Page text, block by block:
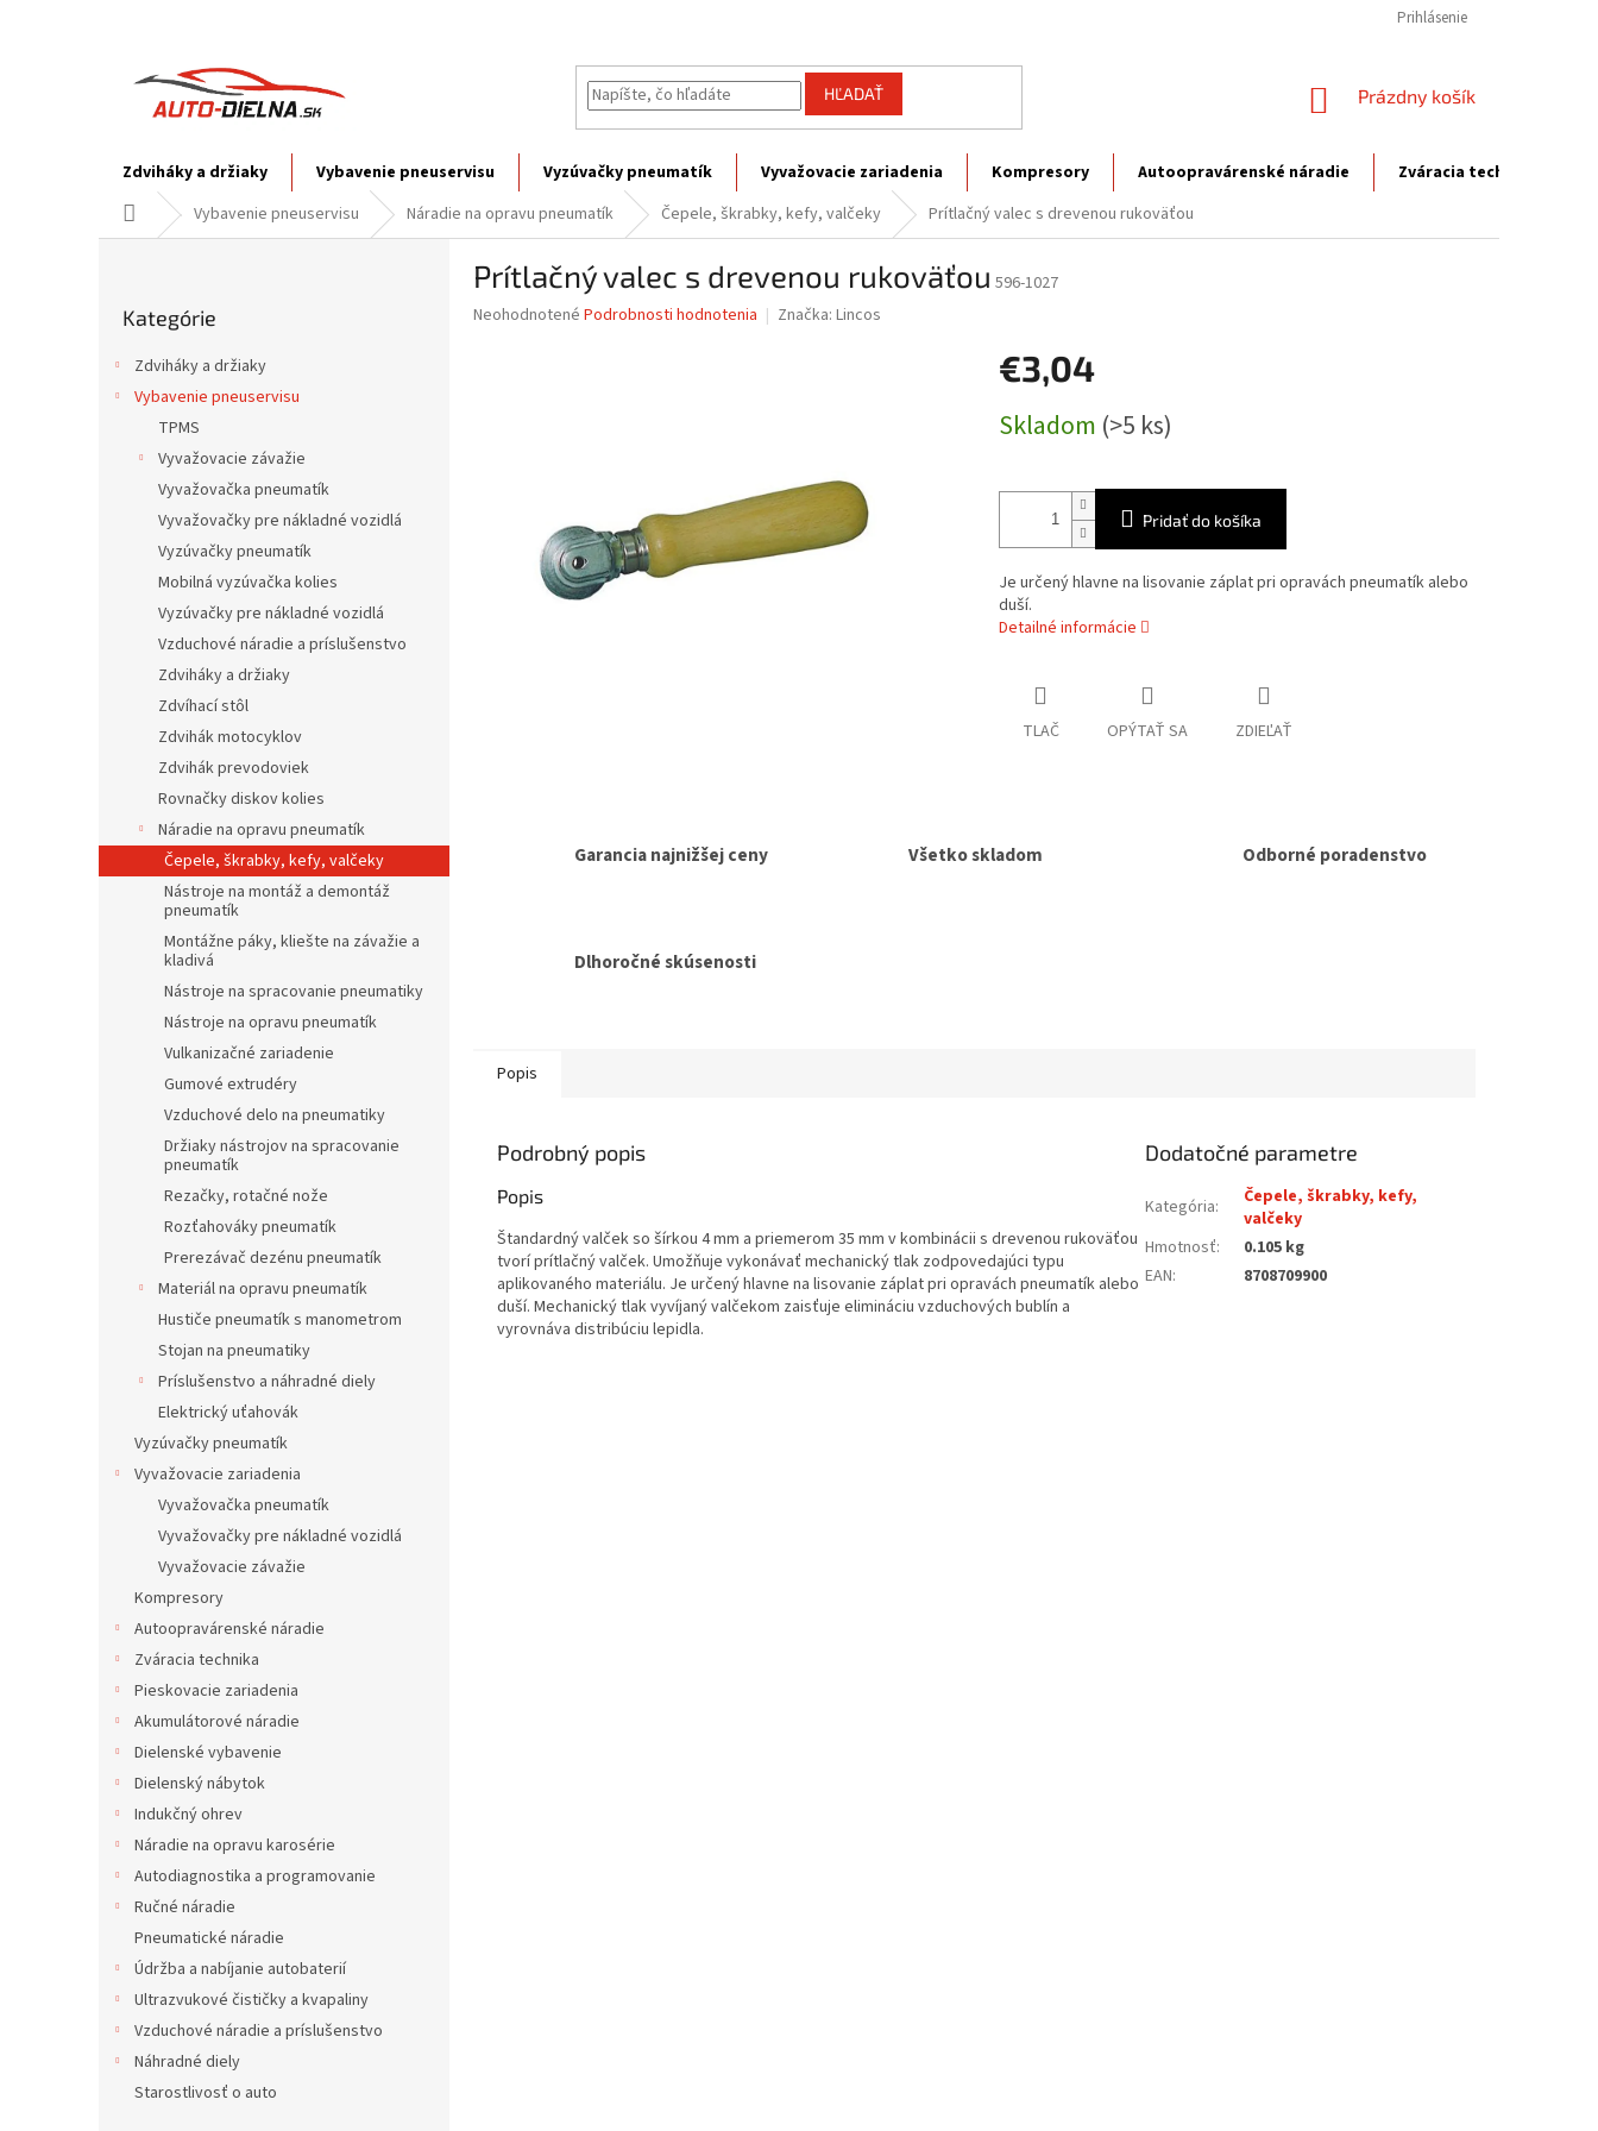
Prihlásenie
HĽADAŤ
NÁKUPNÝ
Prázdny košík
Zdviháky a držiaky Vybavenie pneuservisu Vyzúvačky pneumatík Vyvažovacie zariadenia Kompresory Autoopravárenské náradie Zváracia technika
DomovVybavenie pneuservisu Náradie na opravu pneumatík Čepele, škrabky, kefy, valčeky Prítlačný valec s drevenou rukoväťou
kategórie
Kategórie
Zdviháky a držiaky
Vybavenie pneuservisu
TPMS
Vyvažovacie závažie
Vyvažovačka pneumatík
Vyvažovačky pre nákladné vozidlá
Vyzúvačky pneumatík
Mobilná vyzúvačka kolies
Vyzúvačky pre nákladné vozidlá
Vzduchové náradie a príslušenstvo
Zdviháky a držiaky
Zdvíhací stôl
Zdvihák motocyklov
Zdvihák prevodoviek
Rovnačky diskov kolies
Náradie na opravu pneumatík
Čepele, škrabky, kefy, valčeky
Nástroje na montáž a demontáž
pneumatík
Montážne páky, kliešte na závažie a
kladivá
Nástroje na spracovanie pneumatiky
Nástroje na opravu pneumatík
Vulkanizačné zariadenie
Gumové extrudéry
Vzduchové delo na pneumatiky
Držiaky nástrojov na spracovanie
pneumatík
Rezačky, rotačné nože
Rozťahováky pneumatík
Prerezávač dezénu pneumatík
Materiál na opravu pneumatík
Hustiče pneumatík s manometrom
Stojan na pneumatiky
Príslušenstvo a náhradné diely
Elektrický uťahovák
Vyzúvačky pneumatík
Vyvažovacie zariadenia
Vyvažovačka pneumatík
Vyvažovačky pre nákladné vozidlá
Vyvažovacie závažie
Kompresory
Autoopravárenské náradie
Zváracia technika
Pieskovacie zariadenia
Akumulátorové náradie
Dielenské vybavenie
Dielenský nábytok
Indukčný ohrev
Náradie na opravu karosérie
Autodiagnostika a programovanie
Ručné náradie
Pneumatické náradie
Údržba a nabíjanie autobaterií
Ultrazvukové čističky a kvapaliny
Vzduchové náradie a príslušenstvo
Náhradné diely
Starostlivosť o auto
Prítlačný valec s drevenou rukoväťou 596-1027
Priemerné
Neohodnotené Podrobnosti hodnotenia Značka: Lincos
€3,04
cena:
Skladom (>5 ks)
Pridať do košíka
Je určený hlavne na lisovanie záplat pri opravách pneumatík alebo
duší.
Detailné informácie
TLAČ OPÝTAŤ SA ZDIEĽAŤ
Garancia najnižšej ceny Všetko skladom Odborné poradenstvo
Dlhoročné skúsenosti
Popis
Podrobný popis
Popis
Štandardný valček so šírkou 4 mm a priemerom 35 mm v kombinácii s drevenou rukoväťou
tvorí prítlačný valček. Umožňuje vykonávať mechanický tlak zodpovedajúci typu
aplikovaného materiálu. Je určený hlavne na lisovanie záplat pri opravách pneumatík alebo
duší. Mechanický tlak vyvíjaný valčekom zaisťuje elimináciu vzduchových bublín a
vyrovnáva distribúciu lepidla.
Dodatočné parametre
Kategória:
Čepele, škrabky, kefy,
valčeky
Hmotnosť:
0.105 kg
EAN: 8708709900